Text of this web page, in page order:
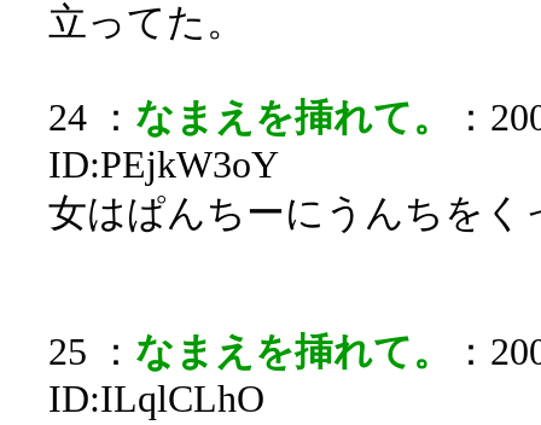
立ってた。
24 ： なまえを挿れて。
：
ID:PEjkW3oY
女はぱんちーにうんちをく
25 ： なまえを挿れて。
：
ID:ILqlCLhO